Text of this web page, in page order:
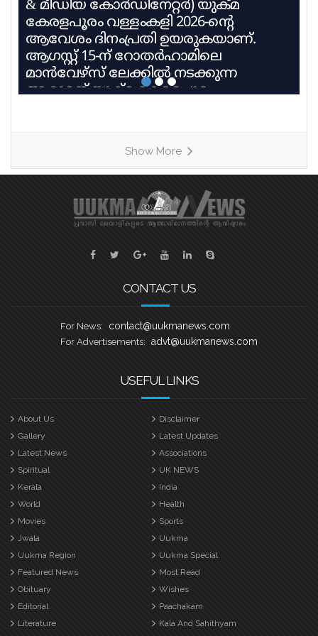
& മീഡിയ കോർഡിനേറ്റർ) യുക്മ
കേരളപൂരം വള്ളംകളി 2026-ന്റെ
ആവേശം ദിനംപ്രതി ഉയരുകയാണ്.
ആഗസ്റ്റ് 15-ന് റോതർഹാമിലെ
മാൻവേഴ്സ് ലേക്കിൽ നടക്കുന്ന
ആറാമത് യുക്മ കേരളപൂരം
ടീമും കഠിന പരിശീലനത്തിന്റെ
അവസാനഘട്ടത്തിലാണ്. കേരളത്തിലെ
ചുണ്ടൻവള്ളം പാരമ്പര്യം
നിലനിർത്തിക്കൊണ്ട്, യുകെയിലെ
വിവിധ ബോട്ട് ക്ലബ്ബുകളെ
പ്രതിനിധീകരിക്കുന്ന ടീമുകൾ കുട്ടനാടൻ
വള്ളങ്ങളിലാണ് മത്സരിക്കുന്നത്. ഓരോ
Show More
CONTACT US
For News: contact@uukmanews.com
For Advertisements: advt@uukmanews.com
USEFUL LINKS
About Us
Disclaimer
Gallery
Latest Updates
Latest News
Associations
Spiritual
UK NEWS
Kerala
India
World
Health
Movies
Sports
Jwala
Uukma
Uukma Region
Uukma Special
Featured News
Most Read
Obituary
Wishes
Editorial
Paachakam
Literature
Kala And Sahithyam